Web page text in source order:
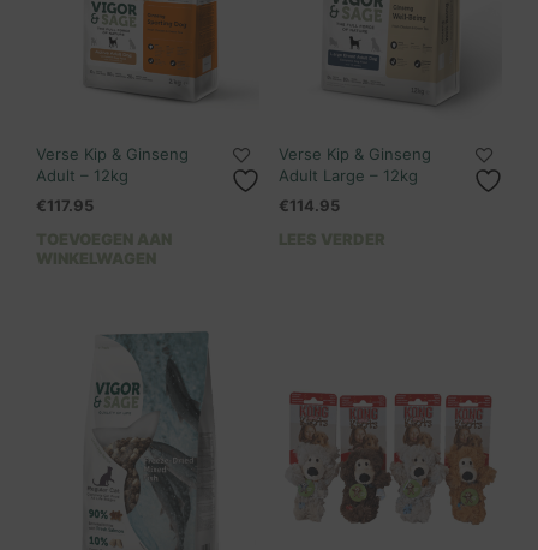
Verse Kip & Ginseng
Adult – 12kg
€117.95
TOEVOEGEN AAN
WINKELWAGEN
Verse Kip & Ginseng
Adult Large – 12kg
€114.95
LEES VERDER